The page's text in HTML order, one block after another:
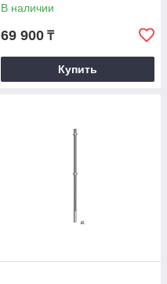
В наличии
69 900 ₸
Купить